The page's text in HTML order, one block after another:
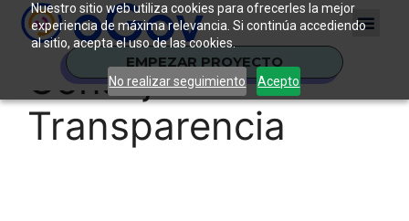
Nuestro sitio web utiliza cookies para ofrecerles la mejor
experiencia de máxima relevancia. Si continúa accediendo
al sitio, acepta el uso de las cookies.
No realizar seguimiento Acepto
EMPEZAR PROYECTO
Consejo de
Transparencia